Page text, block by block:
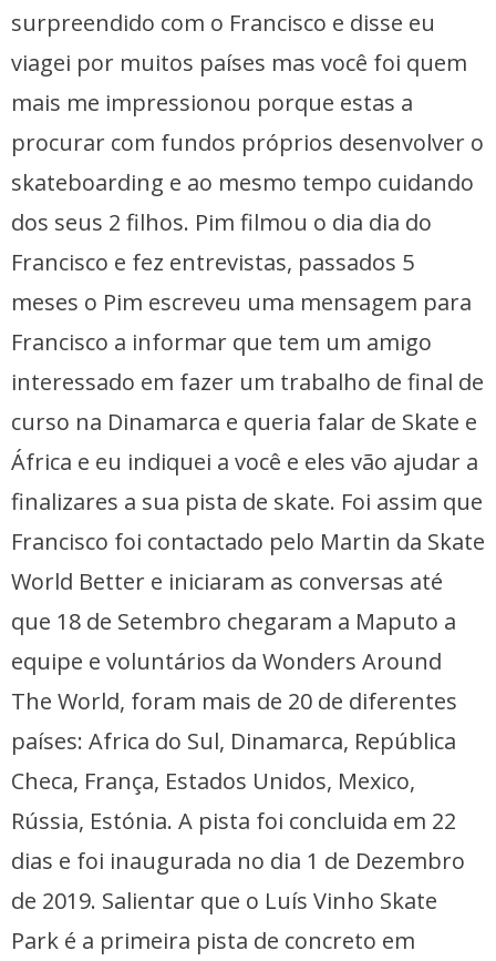
surpreendido com o Francisco e disse eu
viagei por muitos países mas você foi quem
mais me impressionou porque estas a
procurar com fundos próprios desenvolver o
skateboarding e ao mesmo tempo cuidando
dos seus 2 filhos. Pim filmou o dia dia do
Francisco e fez entrevistas, passados 5
meses o Pim escreveu uma mensagem para
Francisco a informar que tem um amigo
interessado em fazer um trabalho de final de
curso na Dinamarca e queria falar de Skate e
África e eu indiquei a você e eles vão ajudar a
finalizares a sua pista de skate. Foi assim que
Francisco foi contactado pelo Martin da Skate
World Better e iniciaram as conversas até
que 18 de Setembro chegaram a Maputo a
equipe e voluntários da Wonders Around
The World, foram mais de 20 de diferentes
países: Africa do Sul, Dinamarca, República
Checa, França, Estados Unidos, Mexico,
Rússia, Estónia. A pista foi concluida em 22
dias e foi inaugurada no dia 1 de Dezembro
de 2019. Salientar que o Luís Vinho Skate
Park é a primeira pista de concreto em